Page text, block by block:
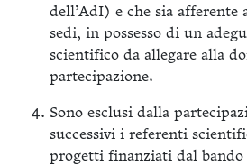
dell’AdI) e che sia afferente
sedi, in possesso di un
scientifico da allegare alla
partecipazione.
Sono esclusi dalla
successivi i referenti
progetti finanziati dal bando